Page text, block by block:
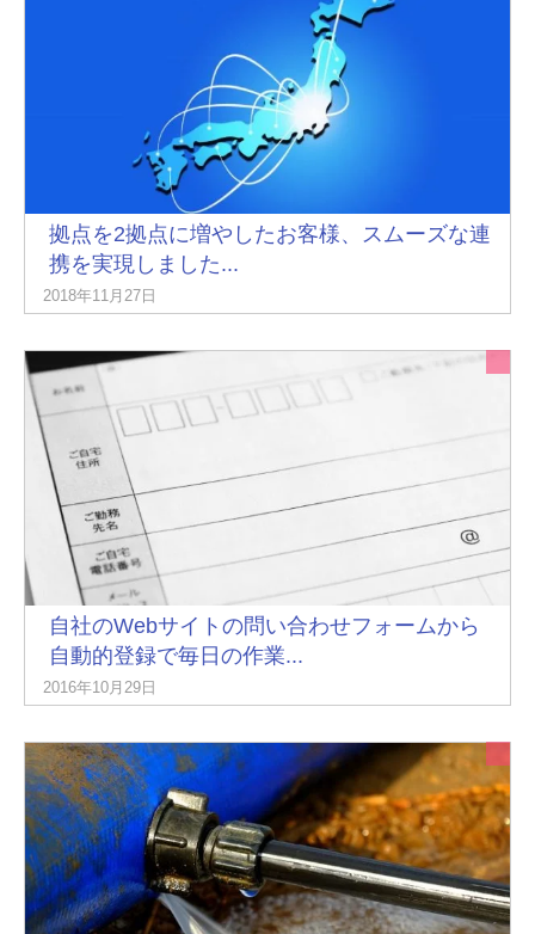
拠点を2拠点に増やしたお客様、スムーズな連
携を実現しました...
2018年11月27日
自社のWebサイトの問い合わせフォームから
自動的登録で毎日の作業...
2016年10月29日